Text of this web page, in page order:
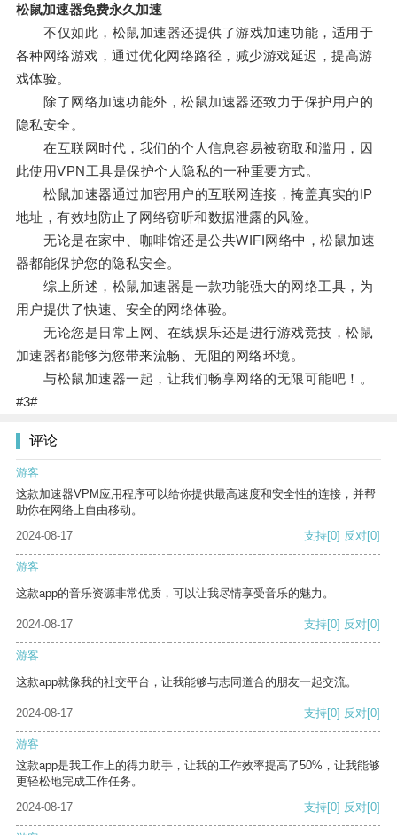
松鼠加速器免费永久加速
不仅如此，松鼠加速器还提供了游戏加速功能，适用于
各种网络游戏，通过优化网络路径，减少游戏延迟，提高游
戏体验。
除了网络加速功能外，松鼠加速器还致力于保护用户的
隐私安全。
在互联网时代，我们的个人信息容易被窃取和滥用，因
此使用VPN工具是保护个人隐私的一种重要方式。
松鼠加速器通过加密用户的互联网连接，掩盖真实的IP
地址，有效地防止了网络窃听和数据泄露的风险。
无论是在家中、咖啡馆还是公共WIFI网络中，松鼠加速
器都能保护您的隐私安全。
综上所述，松鼠加速器是一款功能强大的网络工具，为
用户提供了快速、安全的网络体验。
无论您是日常上网、在线娱乐还是进行游戏竞技，松鼠
加速器都能够为您带来流畅、无阻的网络环境。
与松鼠加速器一起，让我们畅享网络的无限可能吧！。
#3#
评论
游客
这款加速器VPM应用程序可以给你提供最高速度和安全性的连接，并帮
助你在网络上自由移动。
2024-08-17
支持[0] 反对[0]
游客
这款app的音乐资源非常优质，可以让我尽情享受音乐的魅力。
2024-08-17 支持[0] 反对[0]
游客
这款app就像我的社交平台，让我能够与志同道合的朋友一起交流。
2024-08-17 支持[0] 反对[0]
游客
这款app是我工作上的得力助手，让我的工作效率提高了50%，让我能够
更轻松地完成工作任务。
2024-08-17
支持[0] 反对[0]